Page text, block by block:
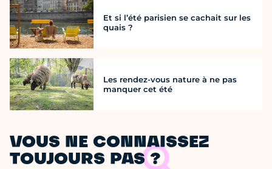
Et si l’été parisien se cachait sur les
quais ?
Les rendez-vous nature à ne pas
manquer cet été
VOUS NE CONNAISSEZ
TOUJOURS PAS ?